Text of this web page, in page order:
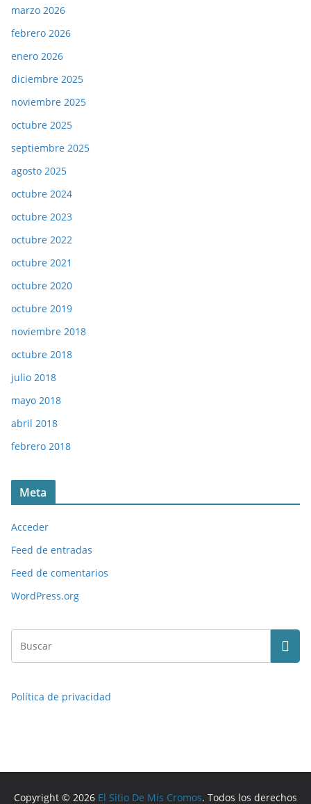
marzo 2026
febrero 2026
enero 2026
diciembre 2025
noviembre 2025
octubre 2025
septiembre 2025
agosto 2025
octubre 2024
octubre 2023
octubre 2022
octubre 2021
octubre 2020
octubre 2019
noviembre 2018
octubre 2018
julio 2018
mayo 2018
abril 2018
febrero 2018
Meta
Acceder
Feed de entradas
Feed de comentarios
WordPress.org
Política de privacidad
Copyright © 2026 El Sitio De Mis Cromos. Todos los derechos